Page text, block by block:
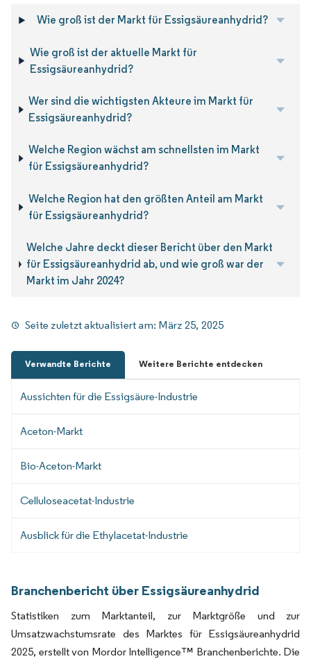
Wie groß ist der Markt für Essigsäureanhydrid?
Wie groß ist der aktuelle Markt für
Essigsäureanhydrid?
Wer sind die wichtigsten Akteure im Markt für
Essigsäureanhydrid?
Welche Region wächst am schnellsten im Markt
für Essigsäureanhydrid?
Welche Region hat den größten Anteil am Markt
für Essigsäureanhydrid?
Welche Jahre deckt dieser Bericht über den Markt
für Essigsäureanhydrid ab, und wie groß war der
Markt im Jahr 2024?
Seite zuletzt aktualisiert am: März 25, 2025
Verwandte Berichte Weitere Berichte entdecken
Aussichten für die Essigsäure-Industrie
Aceton-Markt
Bio-Aceton-Markt
Celluloseacetat-Industrie
Ausblick für die Ethylacetat-Industrie
Branchenbericht über Essigsäureanhydrid
Statistiken zum Marktanteil, zur Marktgröße und zur
Umsatzwachstumsrate des Marktes für Essigsäureanhydrid
2025, erstellt von Mordor Intelligence™ Branchenberichte. Die